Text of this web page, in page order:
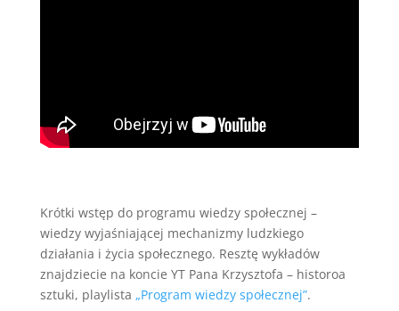
Krótki wstęp do programu wiedzy społecznej –
wiedzy wyjaśniającej mechanizmy ludzkiego
działania i życia społecznego. Resztę wykładów
znajdziecie na koncie YT Pana Krzysztofa – historoa
sztuki, playlista „Program wiedzy społecznej”.